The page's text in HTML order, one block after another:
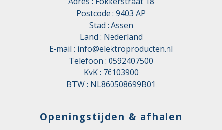
Postcode : 9403 AP
Stad : Assen
Land : Nederland
E-mail : info@elektroproducten.nl
Telefoon : 0592407500
KvK : 76103900
BTW : NL860508699B01
Openingstijden & afhalen